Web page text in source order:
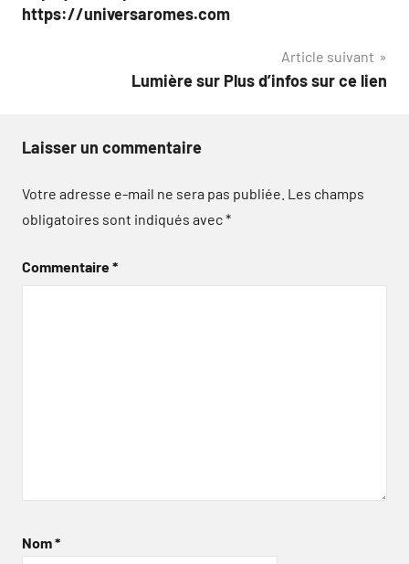
de
https://universaromes.com
Article suivant
Lumière sur Plus d’infos sur ce lien
Laisser un commentaire
Votre adresse e-mail ne sera pas publiée. Les champs
obligatoires sont indiqués avec*
Commentaire*
Nom*